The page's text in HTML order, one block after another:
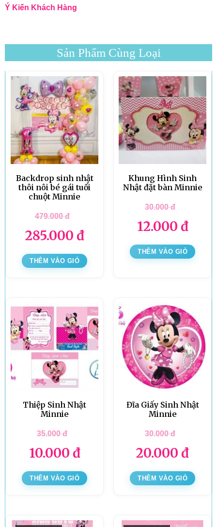
Ý Kiến Khách Hàng
Sản Phẩm Cùng Loại
Backdrop sinh nhật
thôi nôi bé gái tuổi
chuột Minnie
479.000đ
285.000 đ
THÊM VÀO GIỎ
Khung Hình Sinh
Nhật đặt bàn Minnie
30.000đ
12.000 đ
THÊM VÀO GIỎ
Thiệp Sinh Nhật
Minnie
35.000đ
10.000 đ
THÊM VÀO GIỎ
Đĩa Giấy Sinh Nhật
Minnie
30.000đ
20.000 đ
THÊM VÀO GIỎ